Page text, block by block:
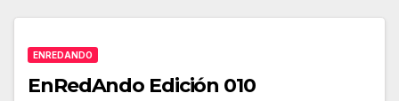
ENREDANDO
EnRedAndo Edición 010